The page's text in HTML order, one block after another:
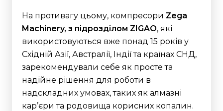
На противагу цьому, компресори Zega
Machinery, з підрозділом ZIGAO, які
використовуються вже понад 15 років у
Східній Азії, Австралії, Індії та країнах СНД,
зарекомендували себе як просте та
надійне рішення для роботи в
надскладних умовах, таких як алмазні
кар’єри та родовища корисних копалин.